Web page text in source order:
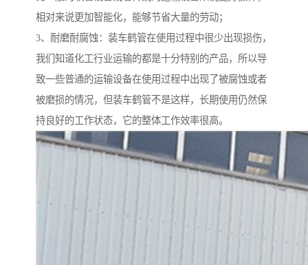
相对来说更加智能化，能够节省大量的劳动；
3、耐磨耐腐蚀：装车鹤管在使用过程中很少出现损伤，
我们知道化工行业运输的都是十分特别的产品，所以导
致一些普通的运输设备在使用过程中出现了被腐蚀或者
被磨损的情况，但装车鹤管不是这样，长期使用仍然保
持良好的工作状态，它的整体工作效率很高。